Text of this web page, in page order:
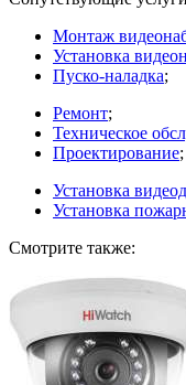
Монтаж
Установка
Пуско-наладка;
Ремонт;
Техническое
Проектирование;
Установка
Установка
Смотрите также: